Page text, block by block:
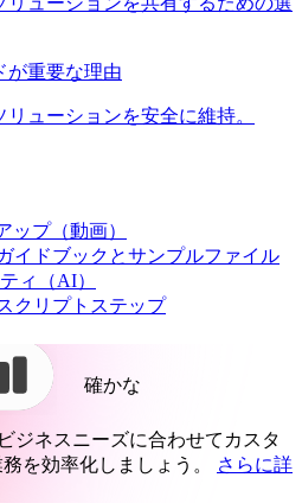
が重要な理由
ューションを安全に維持。
ップ（動画）
イドブックとサンプルファイル
ィ（AI）
クリプトステップ
確かな
ビジネスニーズに合わせてカスタ
を効率化しましょう。
さらに詳